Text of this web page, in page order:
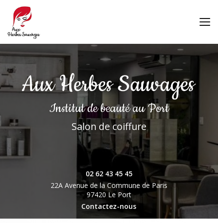
contenu
principal
Institut de beautéau Port
Salon de coiffure
02 62 43 45 45
22A Avenue de la Commune de Paris
97420 Le Port
Contactez-nous